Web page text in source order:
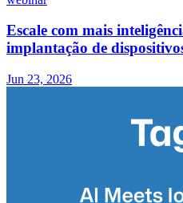
Escale com mais
implantação de
Jun 23, 2026